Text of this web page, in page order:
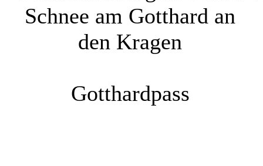
Schnee am Gotthard an
den Kragen
Gotthardpass